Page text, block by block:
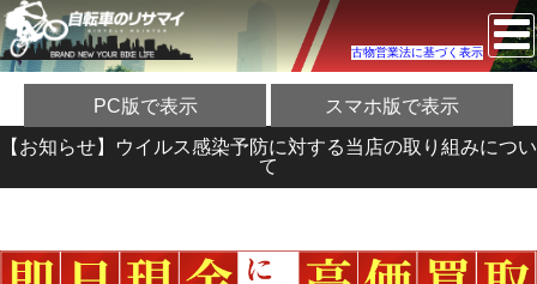
古物営業法に基づく表示
PC版で表示 スマホ版で表示
【お知らせ】ウイルス感染予防に対する当店の取り組みについ
て